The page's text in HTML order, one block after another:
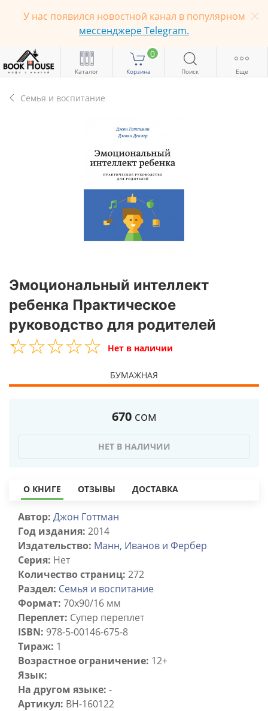
У нас появился новостной канал в популярном
мессенджере Telegram.
Каталог
0
Корзина Поиск Еще
Семья и воспитание
Эмоциональный интеллект
ребенка Практическое
руководство для родителей
☆☆☆☆☆
★★★★★ Нет в наличии
БУМАЖНАЯ
670 сом
НЕТ В НАЛИЧИИ
О КНИГЕ ОТЗЫВЫ ДОСТАВКА
Автор: Джон Готтман
Год издания: 2014
Издательство: Манн, Иванов и Фербер
Серия: Нет
Количество страниц: 272
Раздел: Семья и воспитание
Формат: 70x90/16 мм
Переплет: Супер переплет
ISBN: 978-5-00146-675-8
Тираж: 1
Возрастное ограничение: 12+
Язык:
На другом языке: -
Артикул: BH-160122